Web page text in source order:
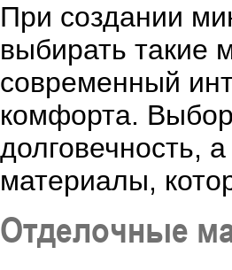
При создании
выбирать такие
современный
комфорта.
долговечность,
материалы,
Отделочные